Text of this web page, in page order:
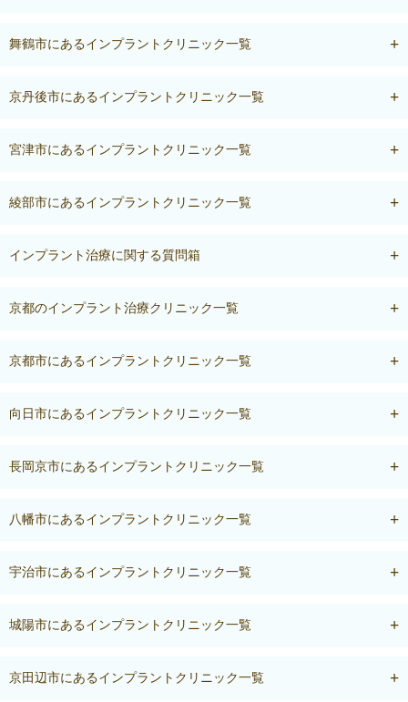
舞鶴市にあるインプラントクリニック一覧
京丹後市にあるインプラントクリニック一覧
宮津市にあるインプラントクリニック一覧
綾部市にあるインプラントクリニック一覧
インプラント治療に関する質問箱
京都のインプラント治療クリニック一覧
京都市にあるインプラントクリニック一覧
向日市にあるインプラントクリニック一覧
長岡京市にあるインプラントクリニック一覧
八幡市にあるインプラントクリニック一覧
宇治市にあるインプラントクリニック一覧
城陽市にあるインプラントクリニック一覧
京田辺市にあるインプラントクリニック一覧